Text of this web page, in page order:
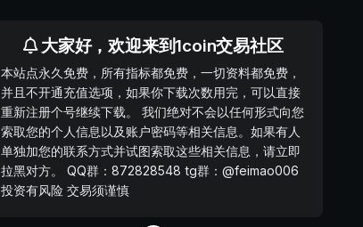
大家好，欢迎来到1coin交易社区
本站点永久免费，所有指标都免费，一切资料都免费，
并且不开通充值选项，如果你下载次数用完，可以直接
重新注册个号继续下载。 我们绝对不会以任何形式向您
索取您的个人信息以及账户密码等相关信息。如果有人
单独加您的联系方式并试图索取这些相关信息，请立即
拉黑对方。 QQ群：872828548 tg群：@feimao006
投资有风险 交易须谨慎